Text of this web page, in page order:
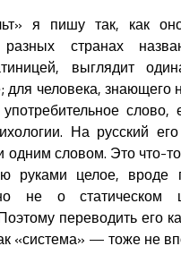
я пишу так, как
странах
выглядит
для человека, знающего
слово,
На русский
одним словом. Это что-
руками целое, вроде
не о статическом
переводить его
«система» — тоже не